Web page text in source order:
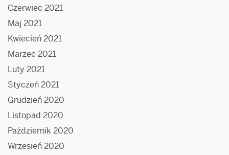
Czerwiec 2021
Maj 2021
Kwiecień 2021
Marzec 2021
Luty 2021
Styczeń 2021
Grudzień 2020
Listopad 2020
Październik 2020
Wrzesień 2020